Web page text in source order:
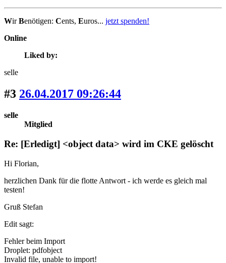
WirBenötigen: Cents, Euros... jetzt spenden!
Online
Liked by:
selle
#3 26.04.2017 09:26:44
selle
Mitglied
Re: [Erledigt] <object data> wird im CKE gelöscht
Hi Florian,
herzlichen Dank für die flotte Antwort - ich werde es gleich mal
testen!
Gruß Stefan
Edit sagt:
Fehler beim Import
Droplet: pdfobject
Invalid file, unable to import!